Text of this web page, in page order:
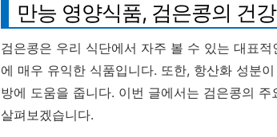
만능 영양식품, 검은콩의 건
검은콩은 우리 식단에서 자주 볼 수 있는 대표
에 매우 유익한 식품입니다. 또한, 항산화 성분
방에 도움을 줍니다. 이번 글에서는 검은콩의
살펴보겠습니다.